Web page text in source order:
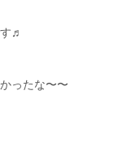
♬
ったな〜〜